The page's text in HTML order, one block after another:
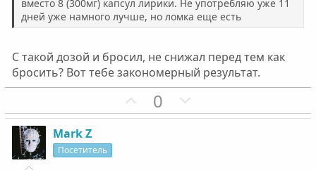
й
г
л
о
с
й
г
л
о
с
вместо 8 (300мг) капсул лирики. Не употребляю уже 11
дней уже намного лучше, но ломка еще есть
С такой дозой и бросил, не снижал перед тем как
бросить? Вот тебе закономерный результат.
П
о
0
е
Mark Z
Посетитель